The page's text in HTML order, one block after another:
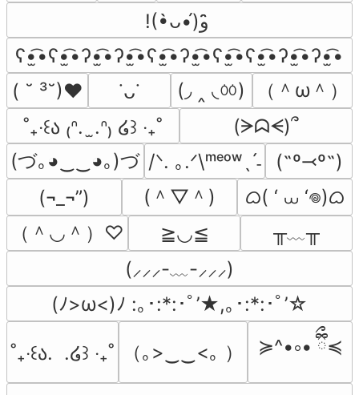
ʕ•̫͡•ʕ•̫͡•ʔ•̫͡•ʔ•̫͡•ʕ•̫͡•ʔ•̫͡•ʕ•̫͡•ʕ•̫͡•ʔ•̫͡•ʔ•̫͡•
( ˘ ³˘)♥
˙ᴗ˙ (◞ ‸ ◟ㆀ)
（＾ω＾）
˚₊‧꒰ა ₍ᐢ.  ̫.ᐢ₎ ໒꒱ ‧₊˚
(ᗒᗣᗕ)՞
(づ｡◕‿‿◕｡)づ /ᐠ. ｡.ᐟ\ᵐᵉᵒʷˎˊ˗
(˶º⤙º˶)
(¬_¬”)
(＾▽＾)
ᜊ( ‘ ⩊ ‘𖦹)ᜊ
（＾◡＾）♡
≧◡≦
╥﹏╥
(⸝⸝⸝-﹏-⸝⸝⸝)
(ﾉ>ω<)ﾉ :｡･:*:･ﾟ’★,｡･:*:･ﾟ’☆
˚₊‧꒰ა.  .໒꒱ ‧₊˚ （｡>‿‿<｡ ） ≽^•༚• ྀིྀ≼